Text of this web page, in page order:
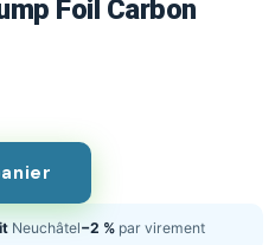
Foil Carbon
Neuchâtel−2 % par virement